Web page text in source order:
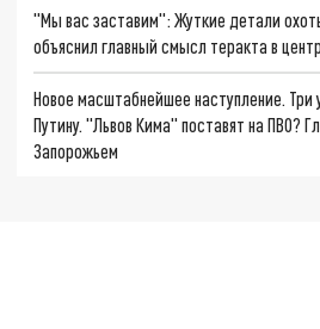
"Мы вас заставим": Жуткие детали
объяснил главный смысл теракта в
Новое масштабнейшее наступление. Три
Путину. "Львов Кима" поставят на ПВО?
Запорожьем